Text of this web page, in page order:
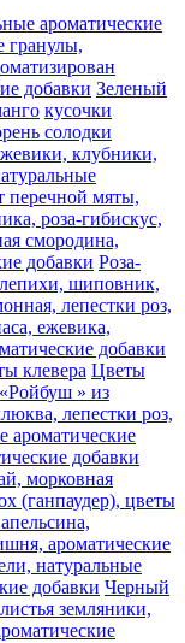
ароматические
гранулы,
добавки Зеленый
кусочки
солодки
клубники,
перечной мяты,
роза-гибискус,
смородина,
добавки Роза-
шиповник,
лепестки роз,
ежевика,
добавки
клевера Цветы
» из
лепестки роз,
ароматические
добавки
морковная
(ганпаудер), цветы
ароматические
натуральные
добавки Черный
земляники,